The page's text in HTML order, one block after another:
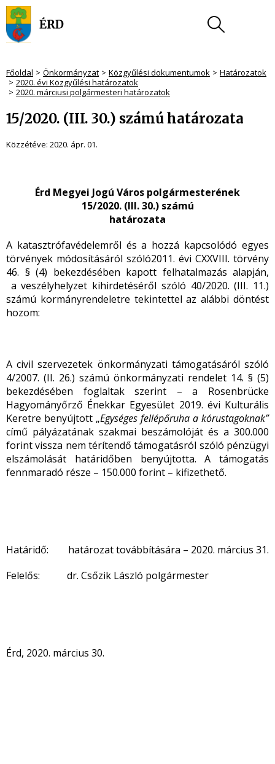
Főoldal Önkormányzat Közgyűlési dokumentumok
Határozatok
2020. évi Közgyűlési határozatok
2020. márciusi polgármesteri határozatok
15/2020. (III. 30.) számú határozata
Közzétéve: 2020. ápr. 01.
Érd Megyei Jogú Város polgármesterének
15/2020. (III. 30.) számú
határozata
A katasztrófavédelemről és a hozzá kapcsolódó egyes
törvények módosításáról szóló2011. évi CXXVIII. törvény
46. § (4) bekezdésében kapott felhatalmazás alapján,
a veszélyhelyzet kihirdetéséről szóló 40/2020. (III. 11.)
számú kormányrendeletre tekintettel az alábbi döntést
hozom:
A civil szervezetek önkormányzati támogatásáról szóló
4/2007. (II. 26.) számú önkormányzati rendelet 14. § (5)
bekezdésében foglaltak szerint – a Rosenbrücke
Hagyományőrző Énekkar Egyesület 2019. évi Kulturális
Keretre benyújtott „Egységes fellépőruha a kórustagoknak”
című pályázatának szakmai beszámolóját és a 300.000
forint vissza nem térítendő támogatásról szóló pénzügyi
elszámolását határidőben benyújtotta. A támogatás
fennmaradó része – 150.000 forint – kifizethető.
Határidő: határozat továbbítására – 2020. március 31.
Felelős: dr. Csőzik László polgármester
Érd, 2020. március 30.